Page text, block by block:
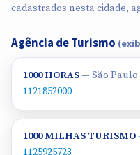
cadastrados nesta cidade,
Agência de Turismo
1000 HORAS— São Paulo
1121852000
1000 MILHAS TURISMO
1125925723